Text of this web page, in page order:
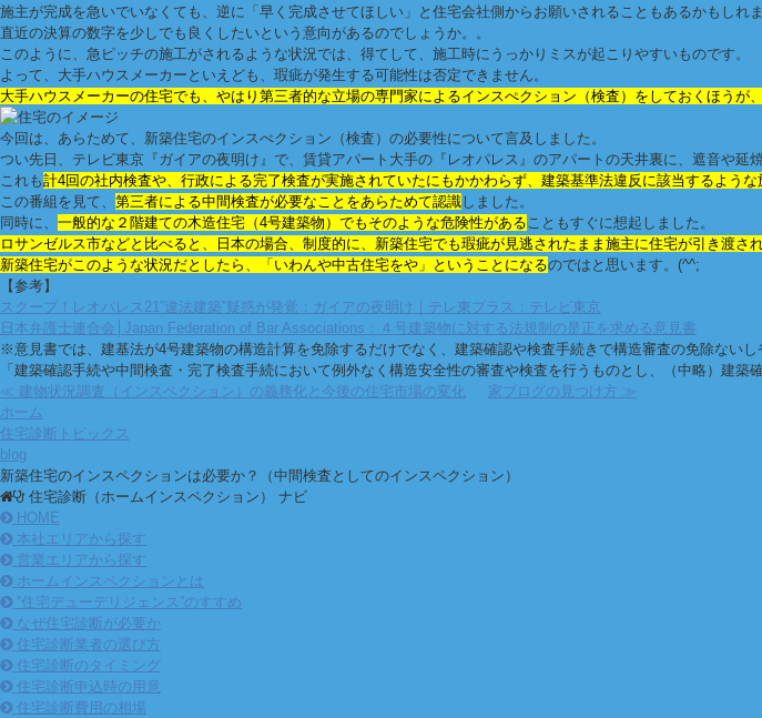
施主が完成を急いでいなくても、逆に「早く完成させてほしい」と住宅会社側からお願いされることもあるかもしれ
直近の決算の数字を少しでも良くしたいという意向があるのでしょうか。。
このように、急ピッチの施工がされるような状況では、得てして、施工時にうっかりミスが起こりやすいものです。
よって、大手ハウスメーカーといえども、瑕疵が発生する可能性は否定できません。
大手ハウスメーカーの住宅でも、やはり第三者的な立場の専門家によるインスぺクション（検査）をしておくほうが
今回は、あらためて、新築住宅のインスぺクション（検査）の必要性について言及しました。
つい先日、テレビ東京『ガイアの夜明け』で、賃貸アパート大手の『レオパレス』のアパートの天井裏に、遮音や延
これも計4回の社内検査や、行政による完了検査が実施されていたにもかかわらず、建築基準法違反に該当するよう
この番組を見て、 第三者による中間検査が必要なことをあらためて認識 しました。
同時に、 一般的な２階建ての木造住宅（4号建築物）でもそのような危険性があることもすぐに想起しました。
ロサンゼルス市などと比べると、日本の場合、制度的に、新築住宅でも瑕疵が見逃されたまま施主に住宅が引き渡さ
新築住宅がこのような状況だとしたら、「いわんや中古住宅をや」ということになるのではと思います。(^^;
【参考】
スクープ！レオパレス21”違法建築”疑惑が発覚：ガイアの夜明け｜テレ東プラス：テレビ東京
日本弁護士連合会│Japan Federation of Bar Associations：４号建築物に対する法規制の是正を求める意見書
※意見書では、建基法が4号建築物の構造計算を免除するだけでなく、建築確認や検査手続きで構造審査の免除ない
「建築確認手続や中間検査・完了検査手続において例外なく構造安全性の審査や検査を行うものとし、（中略）建
≪ 建物状況調査（インスペクション）の義務化と今後の住宅市場の変化
家ブログの見つけ方 ≫
ホーム
住宅診断トピックス
blog
新築住宅のインスペクションは必要か？（中間検査としてのインスペクション）
住宅診断（ホームインスペクション） ナビ
HOME
本社エリアから探す
営業エリアから探す
ホームインスペクションとは
“住宅デューデリジェンス”のすすめ
なぜ住宅診断が必要か
住宅診断業者の選び方
住宅診断のタイミング
住宅診断申込時の用意
住宅診断費用の相場